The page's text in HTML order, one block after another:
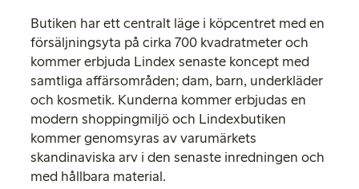
Butiken har ett centralt läge i köpcentret med en
försäljningsyta på cirka 700 kvadratmeter och
kommer erbjuda Lindex senaste koncept med
samtliga affärsområden; dam, barn, underkläder
och kosmetik. Kunderna kommer erbjudas en
modern shoppingmiljö och Lindexbutiken
kommer genomsyras av varumärkets
skandinaviska arv i den senaste inredningen och
med hållbara material.